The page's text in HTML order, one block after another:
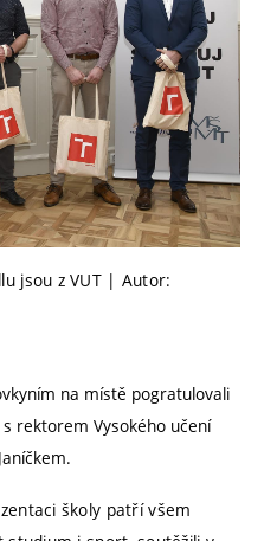
jsou z VUT | Autor:
na místě pogratulovali
rektorem Vysokého učení
školy patří všem